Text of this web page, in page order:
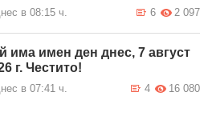
в 08:15 ч. 2 097
6
има имен ден днес, 7 август
г. Честито!
в 07:41 ч. 16 080
4